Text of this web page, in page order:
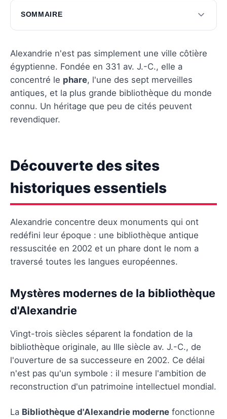
SOMMAIRE
Découverte des sites historiques essentiels
Beautés naturelles et paysages enchanteurs
Astuces incontournables pour les voyageurs
Questions fréquentes
Alexandrie n'est pas simplement une ville côtière
égyptienne. Fondée en 331 av. J.-C., elle a
concentré le phare, l'une des sept merveilles
antiques, et la plus grande bibliothèque du monde
connu. Un héritage que peu de cités peuvent
revendiquer.
Découverte des sites
historiques essentiels
Alexandrie concentre deux monuments qui ont
redéfini leur époque : une bibliothèque antique
ressuscitée en 2002 et un phare dont le nom a
traversé toutes les langues européennes.
Mystères modernes de la bibliothèque
d'Alexandrie
Vingt-trois siècles séparent la fondation de la
bibliothèque originale, au IIIe siècle av. J.-C., de
l'ouverture de sa successeure en 2002. Ce délai
n'est pas qu'un symbole : il mesure l'ambition de
reconstruction d'un patrimoine intellectuel mondial.
La Bibliothèque d'Alexandrie moderne fonctionne